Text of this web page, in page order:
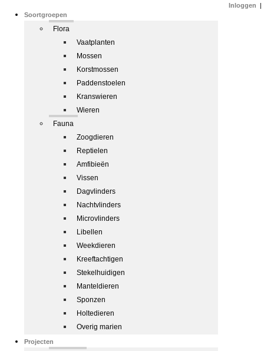
Soortgroepen
Flora
Vaatplanten
Mossen
Korstmossen
Paddenstoelen
Kranswieren
Wieren
Fauna
Zoogdieren
Reptielen
Amfibieën
Vissen
Dagvlinders
Nachtvlinders
Microvlinders
Libellen
Weekdieren
Kreeftachtigen
Stekelhuidigen
Manteldieren
Sponzen
Holtedieren
Overig marien
Projecten
Inloggen |